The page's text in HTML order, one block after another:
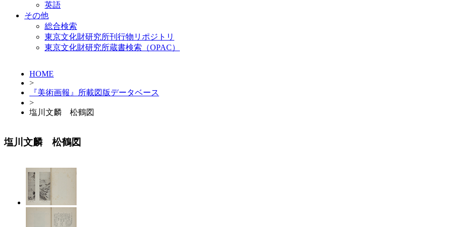
英語
その他
総合検索
東京文化財研究所刊行物リポジトリ
東京文化財研究所蔵書検索（OPAC）
HOME
>
『美術画報』所載図版データベース
>
塩川文麟 松鶴図
塩川文麟 松鶴図